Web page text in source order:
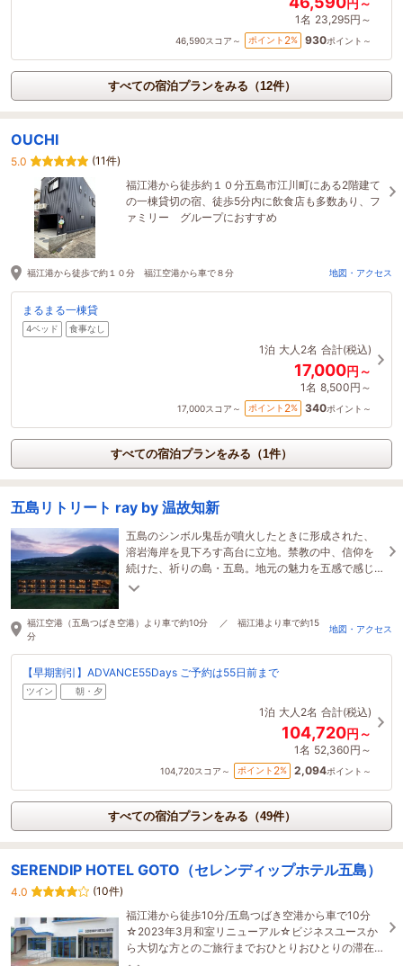
1名 23,295円～
46,590スコア～ ポイント 2% 930ポイント～
すべての宿泊プランをみる（12件）
OUCHI
5.0
(11件)
福江港から徒歩約１０分五島市江川町にある2階建て
の一棟貸切の宿、徒歩5分内に飲食店も多数あり、フ
ァミリー グループにおすすめ
福江港から徒歩で約１０分 福江空港から車で８分 地図・アクセス
まるまる一棟貸
4ベッド 食事なし
1泊 大人2名 合計(税込)
17,000円～
1名 8,500円～
17,000スコア～ ポイント 2% 340ポイント～
すべての宿泊プランをみる（1件）
五島リトリート ray by 温故知新
五島のシンボル鬼岳が噴火したときに形成された、
溶岩海岸を見下ろす高台に立地。禁教の中、信仰を
続けた、祈りの島・五島。地元の魅力を五感で感じ
る光の宿。
福江空港（五島つばき空港）より車で約10分 ／ 福江港より車で約15
分
地図・アクセス
【早期割引】ADVANCE55Days ご予約は55日前まで
ツイン 朝・夕
1泊 大人2名 合計(税込)
104,720円～
1名 52,360円～
104,720スコア～ ポイント 2% 2,094ポイント～
すべての宿泊プランをみる（49件）
SERENDIP HOTEL GOTO（セレンディップホテル五島）
4.0
(10件)
福江港から徒歩10分/五島つばき空港から車で10分
☆2023年3月和室リニューアル☆ビジネスユースか
ら大切な方とのご旅行までおひとりおひとりの滞在